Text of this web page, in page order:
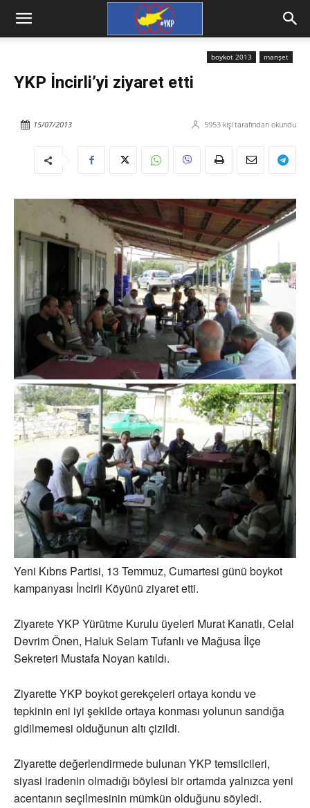
boykot 2013 manşet
YKP İncirli’yi ziyaret etti
5953 kişi tarafından okundu
15/07/2013
Yeni Kıbrıs Partisi, 13 Temmuz, Cumartesi günü boykot
kampanyası İncirli Köyünü ziyaret etti.
Ziyarete YKP Yürütme Kurulu üyeleri Murat Kanatlı, Celal
Devrim Önen, Haluk Selam Tufanlı ve Mağusa İlçe
Sekreteri Mustafa Noyan katıldı.
Ziyarette YKP boykot gerekçeleri ortaya kondu ve
tepkinin eni iyi şekilde ortaya konması yolunun sandığa
gidilmemesi olduğunun altı çizildi.
Ziyarette değerlendirmede bulunan YKP temsilcileri,
siyasi iradenin olmadığı böylesi bir ortamda yalnızca yeni
acentanın seçilmesinin mümkün olduğunu söyledi.